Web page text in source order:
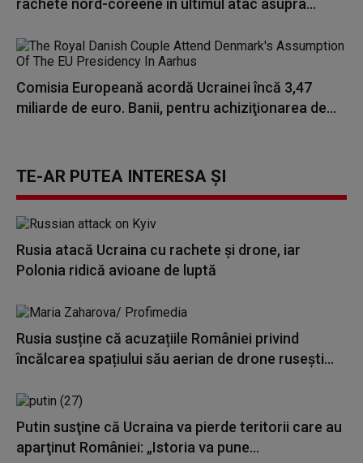
rachete nord-coreene în ultimul atac asupra...
Comisia Europeană acordă Ucrainei încă 3,47
miliarde de euro. Banii, pentru achiziţionarea de...
TE-AR PUTEA INTERESA ȘI
Rusia atacă Ucraina cu rachete și drone, iar
Polonia ridică avioane de luptă
Rusia susține că acuzațiile României privind
încălcarea spațiului său aerian de drone rusești...
Putin susţine că Ucraina va pierde teritorii care au
aparţinut României: „Istoria va pune...